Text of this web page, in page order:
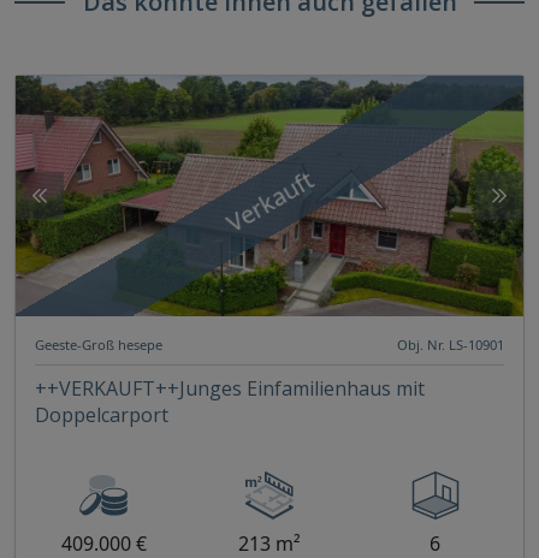
Verkauft
Geeste-Groß hesepe Obj. Nr. LS-10901
++VERKAUFT++Junges Einfamilienhaus mit
Doppelcarport
409.000 € 213 m² 6